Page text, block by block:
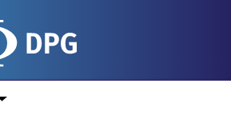
List additional actions